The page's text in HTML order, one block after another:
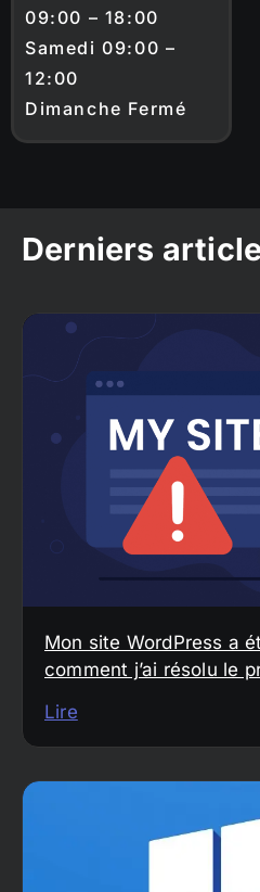
09:00 – 18:00
Samedi 09:00 –
12:00
Dimanche Fermé
Derniers
Mon site WordPress a
comment j’ai résolu le
Lire